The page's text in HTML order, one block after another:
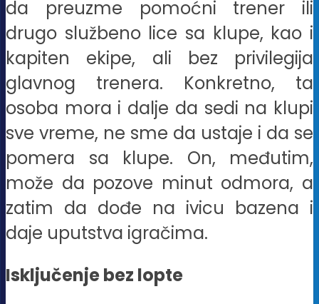
da preuzme pomoćni trener ili
drugo službeno lice sa klupe, kao i
kapiten ekipe, ali bez privilegija
glavnog trenera. Konkretno, ta
osoba mora i dalje da sedi na klupi
sve vreme, ne sme da ustaje i da se
pomera sa klupe. On, međutim,
može da pozove minut odmora, a
zatim da dođe na ivicu bazena i
daje uputstva igračima.
Isključenje bez lopte